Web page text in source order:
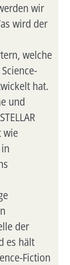
wir
wird der
welche
hat.
und
wie
der
es hält
Fiction